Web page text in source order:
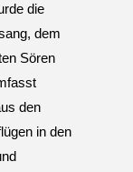
die
dem
Sören
den
in den